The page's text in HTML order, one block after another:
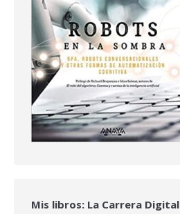
Mis libros: La Carrera Digital